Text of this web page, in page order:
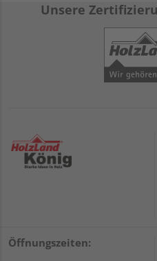
Unsere
Öffnungszeiten: